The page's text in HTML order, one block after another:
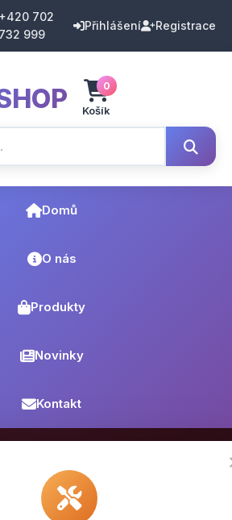
+420 702
732 999
Přihlášení Registrace
0
Košík
Domů
O nás
Produkty
Novinky
Kontakt
🚚 AKCE